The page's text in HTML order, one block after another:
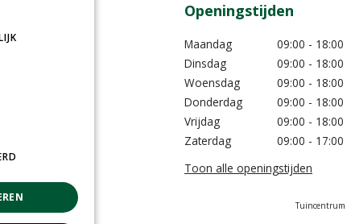
Assen
Openingstijden
Maandag
09:00 - 18:00
Dinsdag
09:00 - 18:00
Woensdag
09:00 - 18:00
Donderdag
09:00 - 18:00
Vrijdag
09:00 - 18:00
Zaterdag
09:00 - 17:00
Toon alle openingstijden
Tuincentrum